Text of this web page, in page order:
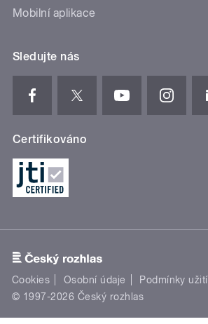
Mobilní aplikace
Sledujte nás
Certifikováno
Cookies Osobní údaje Podmínky užití
© 1997-2026 Český rozhlas